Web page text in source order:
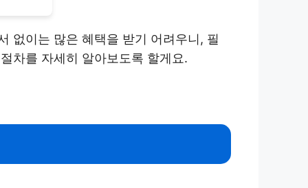
없이는 많은 혜택을 받기 어려우니, 필
차를 자세히 알아보도록 할게요.